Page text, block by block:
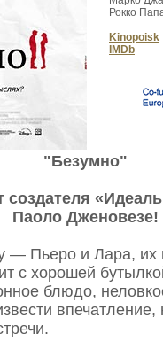
Рокко
Kinopoisk
IMDb
"Безумно"
создателя
Паоло Дженовезе!
— Пьеро и Лара, их
с хорошей
блюдо,
впечатление,